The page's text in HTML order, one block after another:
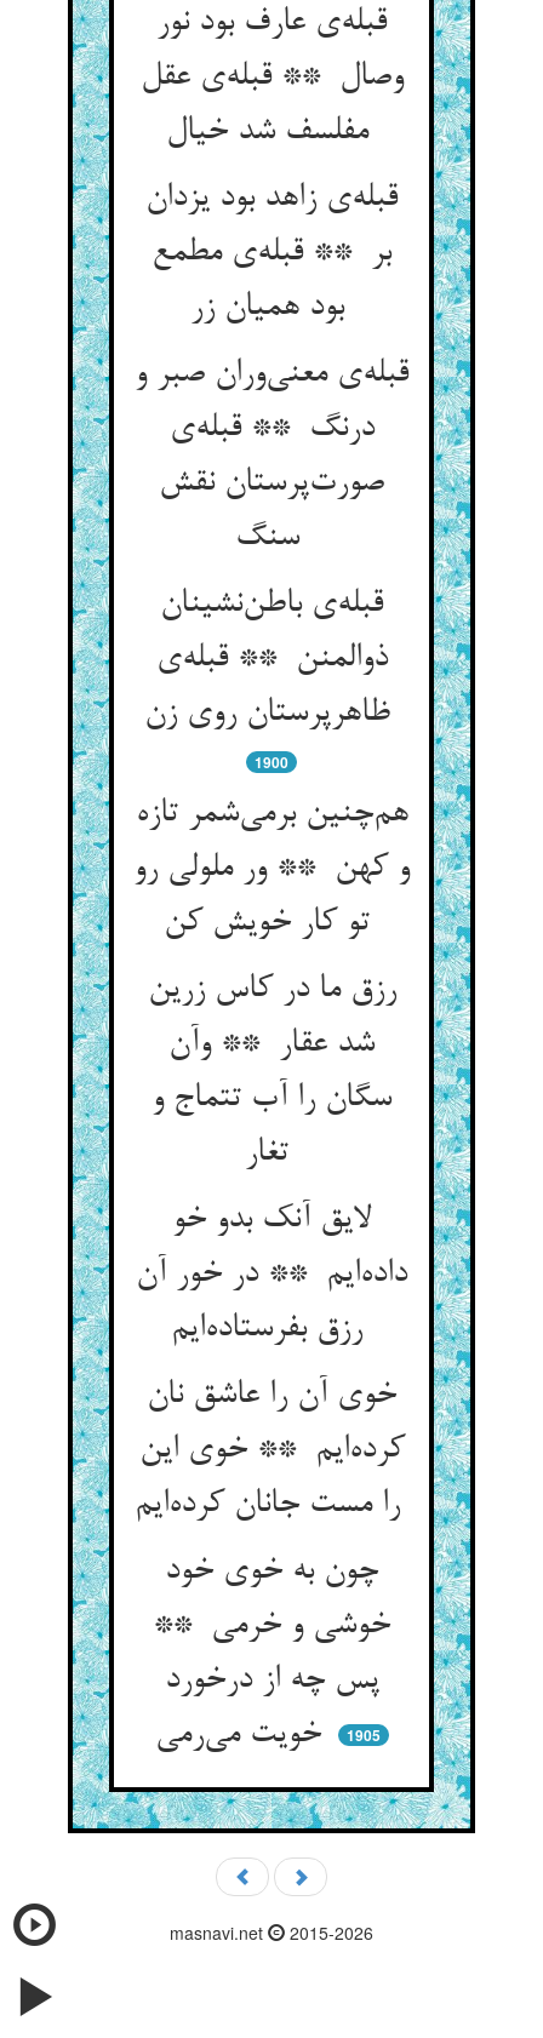
قبله‌ی عارف بود نور
وصال ** قبله‌ی عقل
مفلسف شد خیال
قبله‌ی زاهد بود یزدان
بر ** قبله‌ی مطمع
بود همیان زر
قبله‌ی معنی‌وران صبر و
درنگ ** قبله‌ی
صورت‌پرستان نقش
سنگ
قبله‌ی باطن‌نشینان
ذوالمنن ** قبله‌ی
ظاهرپرستان روی زن
1900
هم‌چنین برمی‌شمر تازه
و کهن ** ور ملولی رو
رزق ما در کاس زرین
شد عقار ** وآن
سگان را آب تتماج و
لایق آنک بدو خو
داده‌ایم ** در خور آن
خوی آن را عاشق نان
کرده‌ایم ** خوی این
را مست جانان کرده‌ایم
چون به خوی خود
خوشی و خرمی **
پس چه از درخورد
خویت می‌رمی
1905
masnavi.net 2015-2026